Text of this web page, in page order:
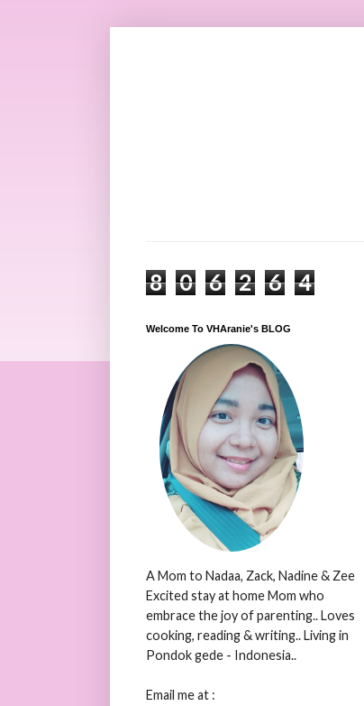
8 0 6 2 6 4
Welcome To VHAranie's BLOG
A Mom to Nadaa, Zack, Nadine & Zee
Excited stay at home Mom who
embrace the joy of parenting.. Loves
cooking, reading & writing.. Living in
Pondok gede - Indonesia..
Email me at :